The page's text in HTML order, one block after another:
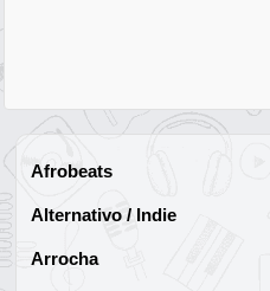
Afrobeats
Alternativo / Indie
Arrocha